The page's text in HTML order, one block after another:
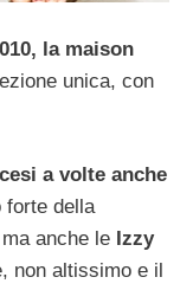
la maison
unica, con
a volte anche
forte della
anche le Izzy
non altissimo e il